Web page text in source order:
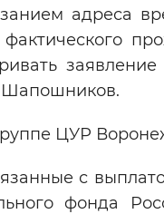
адреса
Шапошников.
ЦУР
с
фонда